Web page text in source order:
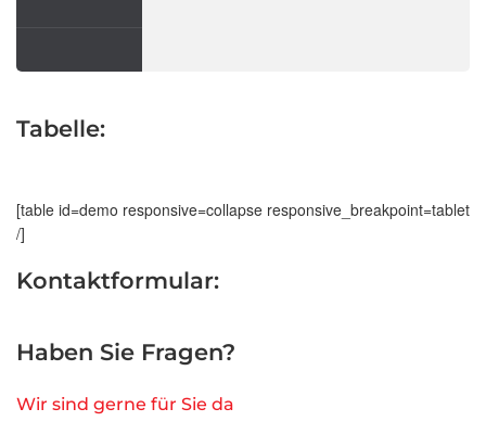
Tabelle:
[table id=demo responsive=collapse responsive_breakpoint=tablet
/]
Kontaktformular:
Haben Sie Fragen?
Wir sind gerne für Sie da